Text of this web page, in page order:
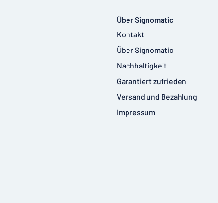
Über Signomatic
Kontakt
Über Signomatic
Nachhaltigkeit
Garantiert zufrieden
Versand und Bezahlung
Impressum